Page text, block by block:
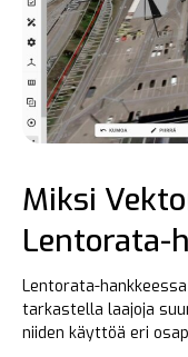
Miksi
Lentorata-
Lentorata-
tarkastella laajoja
niiden käyttöä eri